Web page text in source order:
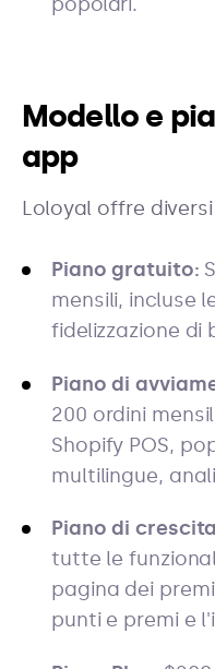
Modello e
app
Loloyal offre
Piano gratuito:
mensili, incluse
fidelizzazione di
Piano di
200 ordini
Shopify POS,
multilingue,
Piano di
tutte le
pagina dei
punti e premi e